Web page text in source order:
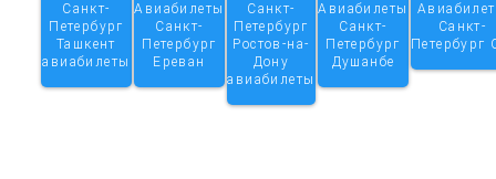
Санкт-
Петербург
Ташкент
авиабилеты
Авиабилеты
Санкт-
Петербург
Ереван
Санкт-
Петербург
Ростов-на-
Дону
авиабилеты
Авиабилеты
Санкт-
Петербург
Душанбе
Санкт-
Петербург